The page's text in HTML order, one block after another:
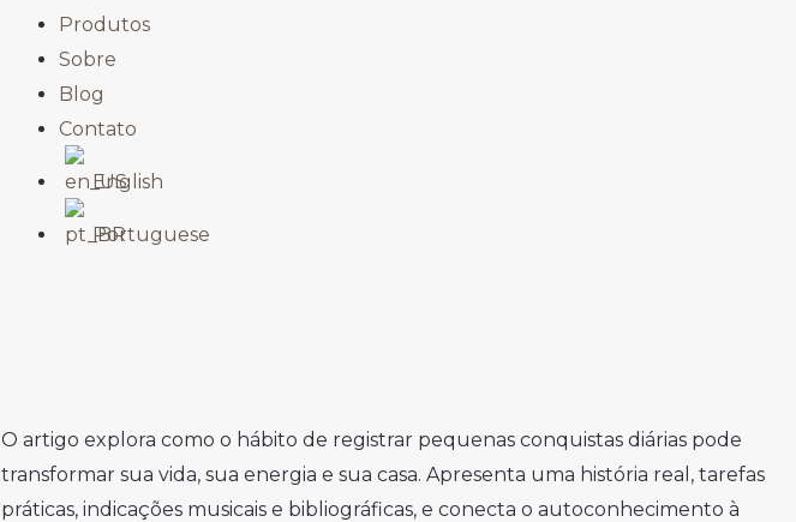
Produtos
Sobre
Blog
Contato
English
Portuguese
O artigo explora como o hábito de registrar pequenas conquistas diárias pode
transformar sua vida, sua energia e sua casa. Apresenta uma história real, tarefas
práticas, indicações musicais e bibliográficas, e conecta o autoconhecimento à